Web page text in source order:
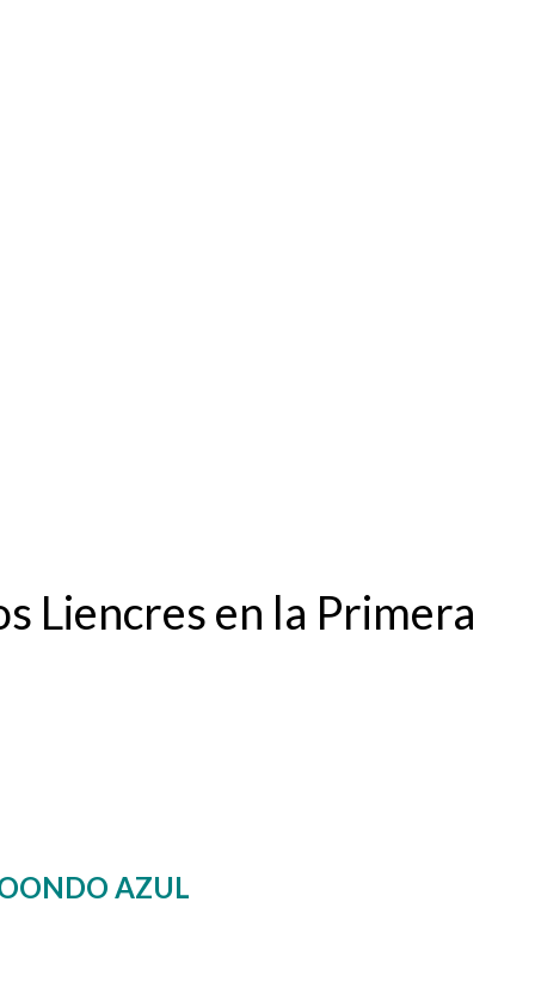
Liencres en la Primera
AZUL